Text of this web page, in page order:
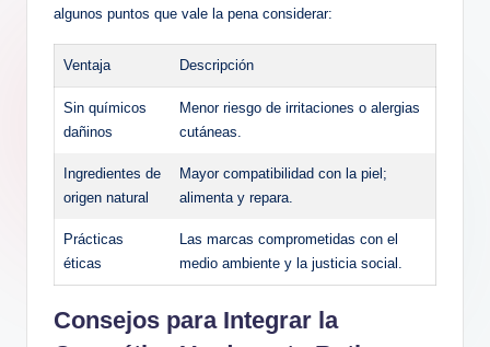
algunos puntos que vale la pena considerar:
Ventaja Descripción
Sin químicos
dañinos
Menor riesgo de irritaciones o alergias
cutáneas.
Ingredientes de
origen natural
Mayor compatibilidad con la piel;
alimenta y repara.
Prácticas
éticas
Las marcas comprometidas con el
medio ambiente y la justicia social.
Consejos para Integrar la